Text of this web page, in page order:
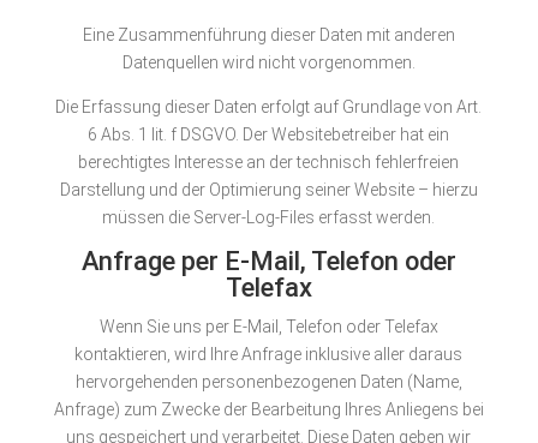
Eine Zusammenführung dieser Daten mit anderen
Datenquellen wird nicht vorgenommen.
Die Erfassung dieser Daten erfolgt auf Grundlage von Art.
6 Abs. 1 lit. f DSGVO. Der Websitebetreiber hat ein
berechtigtes Interesse an der technisch fehlerfreien
Darstellung und der Optimierung seiner Website – hierzu
müssen die Server-Log-Files erfasst werden.
Anfrage per E-Mail, Telefon oder
Telefax
Wenn Sie uns per E-Mail, Telefon oder Telefax
kontaktieren, wird Ihre Anfrage inklusive aller daraus
hervorgehenden personenbezogenen Daten (Name,
Anfrage) zum Zwecke der Bearbeitung Ihres Anliegens bei
uns gespeichert und verarbeitet. Diese Daten geben wir